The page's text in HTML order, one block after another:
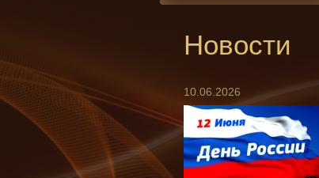
Новости
10.06.2026